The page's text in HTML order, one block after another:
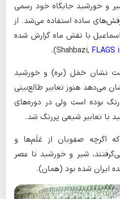
و خورشید جایگاه خود رسمی
ساده استفاده می‌شد. از
با نقش ماه گزارش شده
FLAGS
نشان حَمَل (بره) و خورشید
می‌دهد هنوز تعابیر طالع‌بینی
بوده است ولی در دوره‌های
با تعابیر شیعی پررنگ شد.
اگرچه صفویان از عَلَم‌ها و
شیر و خورشید تا عصر
ایران شده بود (همان).